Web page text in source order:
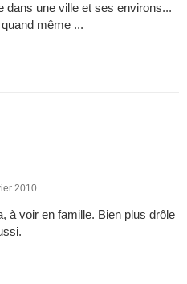
dans une ville et ses environs...
même ...
2010
à voir en famille. Bien plus drôle